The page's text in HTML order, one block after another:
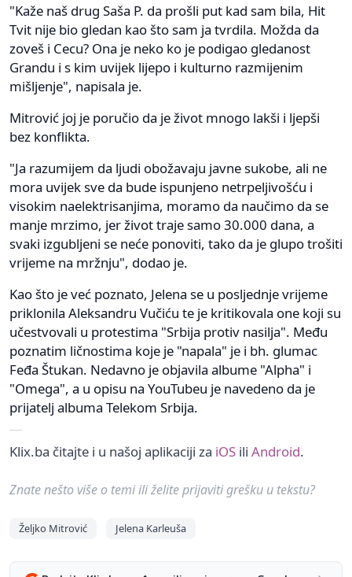
"Kaže naš drug Saša P. da prošli put kad sam bila, Hit
Tvit nije bio gledan kao što sam ja tvrdila. Možda da
zoveš i Cecu? Ona je neko ko je podigao gledanost
Grandu i s kim uvijek lijepo i kulturno razmijenim
mišljenje", napisala je.
Mitrović joj je poručio da je život mnogo lakši i ljepši
bez konflikta.
"Ja razumijem da ljudi obožavaju javne sukobe, ali ne
mora uvijek sve da bude ispunjeno netrpeljivošću i
visokim naelektrisanjima, moramo da naučimo da se
manje mrzimo, jer život traje samo 30.000 dana, a
svaki izgubljeni se neće ponoviti, tako da je glupo trošiti
vrijeme na mržnju", dodao je.
Kao što je već poznato, Jelena se u posljednje vrijeme
priklonila Aleksandru Vučiću te je kritikovala one koji su
učestvovali u protestima "Srbija protiv nasilja". Među
poznatim ličnostima koje je "napala" je i bh. glumac
Feđa Štukan. Nedavno je objavila albume "Alpha" i
"Omega", a u opisu na YouTubeu je navedeno da je
prijatelj albuma Telekom Srbija.
Klix.ba čitajte i u našoj aplikaciji za iOS ili Android.
Znate nešto više o temi ili želite prijaviti grešku u tekstu?
Željko Mitrović Jelena Karleuša